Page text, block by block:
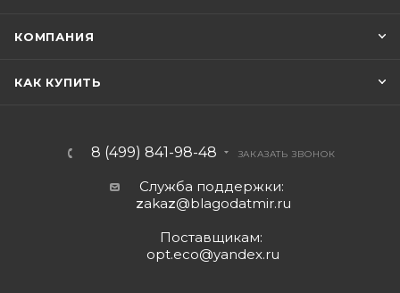
КОМПАНИЯ
КАК КУПИТЬ
8 (499) 841-98-48 ЗАКАЗАТЬ ЗВОНОК
Служба поддержки:
zakaz@blagodatmir.ru
Поставщикам:
opt.eco@yandex.ru